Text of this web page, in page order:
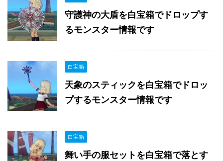
守護神の大盾を白宝箱でドロップす
るモンスター情報です
白宝箱
天象のスティックを白宝箱でドロッ
プするモンスター情報です
白宝箱
舞い手の服セットを白宝箱で落とす